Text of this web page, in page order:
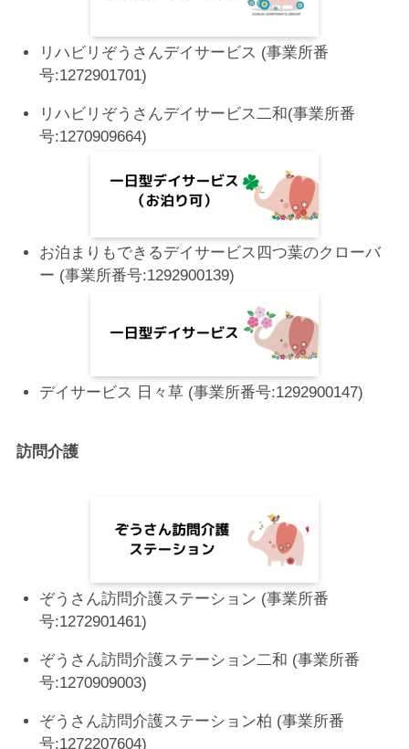
リハビリぞうさんデイサービス (事業所番
号:1272901701)
リハビリぞうさんデイサービス二和(事業所番
号:1270909664)
お泊まりもできるデイサービス四つ葉のクローバ
ー (事業所番号:1292900139)
デイサービス 日々草 (事業所番号:1292900147)
訪問介護
ぞうさん訪問介護ステーション (事業所番
号:1272901461)
ぞうさん訪問介護ステーション二和 (事業所番
号:1270909003)
ぞうさん訪問介護ステーション柏 (事業所番
号:1272207604)